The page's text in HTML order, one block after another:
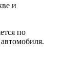
и
по